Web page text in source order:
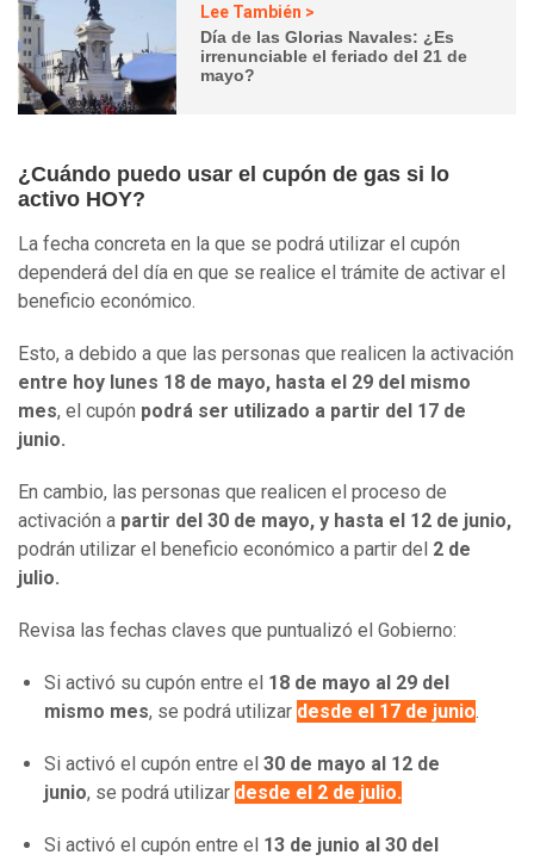
Lee También >
Día de las Glorias Navales: ¿Es
irrenunciable el feriado del 21 de
mayo?
¿Cuándo puedo usar el cupón de gas si lo
activo HOY?
La fecha concreta en la que se podrá utilizar el cupón
dependerá del día en que se realice el trámite de activar el
beneficio económico.
Esto, a debido a que las personas que realicen la activación
entre hoy lunes 18 de mayo, hasta el 29 del mismo
mes, el cupón podrá ser utilizado a partir del 17 de
junio.
En cambio, las personas que realicen el proceso de
activación a partir del 30 de mayo, y hasta el 12 de junio,
podrán utilizar el beneficio económico a partir del 2 de
julio.
Revisa las fechas claves que puntualizó el Gobierno:
Si activó su cupón entre el 18 de mayo al 29 del
mismo mes, se podrá utilizar desde el 17 de junio.
Si activó el cupón entre el 30 de mayo al 12 de
junio, se podrá utilizar desde el 2 de julio.
Si activó el cupón entre el 13 de junio al 30 del